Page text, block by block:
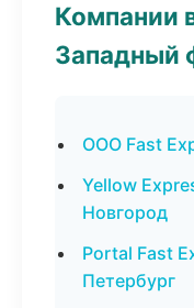
Компании
Западный
ООО Fast
Yellow
Новгород
Portal Fast
Петербург